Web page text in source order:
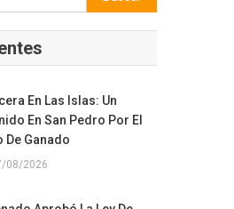
En Las Islas: Un
En San Pedro Por El
De Ganado
08/2026